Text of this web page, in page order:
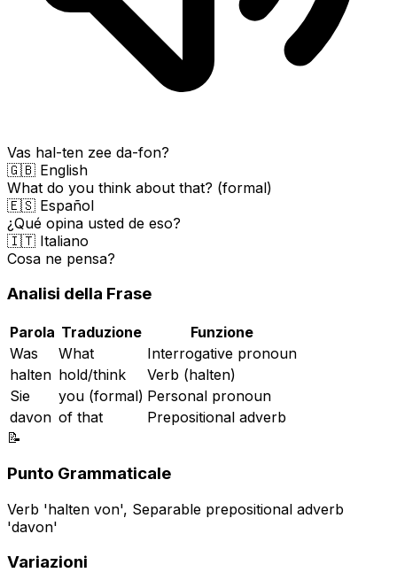
Vas hal-ten zee da-fon?
🇬🇧 English
What do you think about that? (formal)
🇪🇸 Español
¿Qué opina usted de eso?
🇮🇹 Italiano
Cosa ne pensa?
Analisi della Frase
Parola Traduzione
Funzione
Was
What
Interrogative pronoun
halten hold/think
Verb (halten)
Sie
you (formal) Personal pronoun
davon of that
Prepositional adverb
📝
Punto Grammaticale
Verb 'halten von', Separable prepositional adverb
'davon'
Variazioni